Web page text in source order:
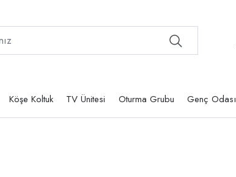
Köşe Koltuk TV Ünitesi Oturma Grubu Genç Odası